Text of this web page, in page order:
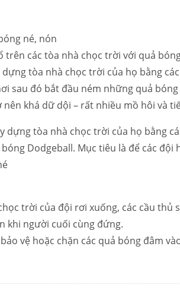
né, nón
trên các tòa nhà chọc trời với quả
dựng tòa nhà chọc trời của họ bằng
sau đó bắt đầu ném những quả
khá dữ dội – rất nhiều mồ hôi và
dựng tòa nhà chọc trời của họ bằng
Dodgeball. Mục tiêu là để các
trời của đội rơi xuống, các cầu thủ
khi người cuối cùng đứng.
vệ hoặc chặn các quả bóng đâm